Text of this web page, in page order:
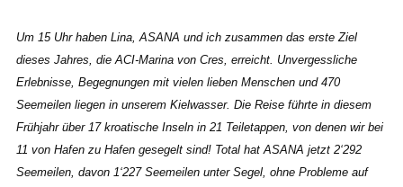
Um 15 Uhr haben Lina, ASANA und ich zusammen das erste Ziel
dieses Jahres, die ACI-Marina von Cres, erreicht. Unvergessliche
Erlebnisse, Begegnungen mit vielen lieben Menschen und 470
Seemeilen liegen in unserem Kielwasser. Die Reise führte in diesem
Frühjahr über 17 kroatische Inseln in 21 Teiletappen, von denen wir bei
11 von Hafen zu Hafen gesegelt sind! Total hat ASANA jetzt 2‘292
Seemeilen, davon 1‘227 Seemeilen unter Segel, ohne Probleme auf